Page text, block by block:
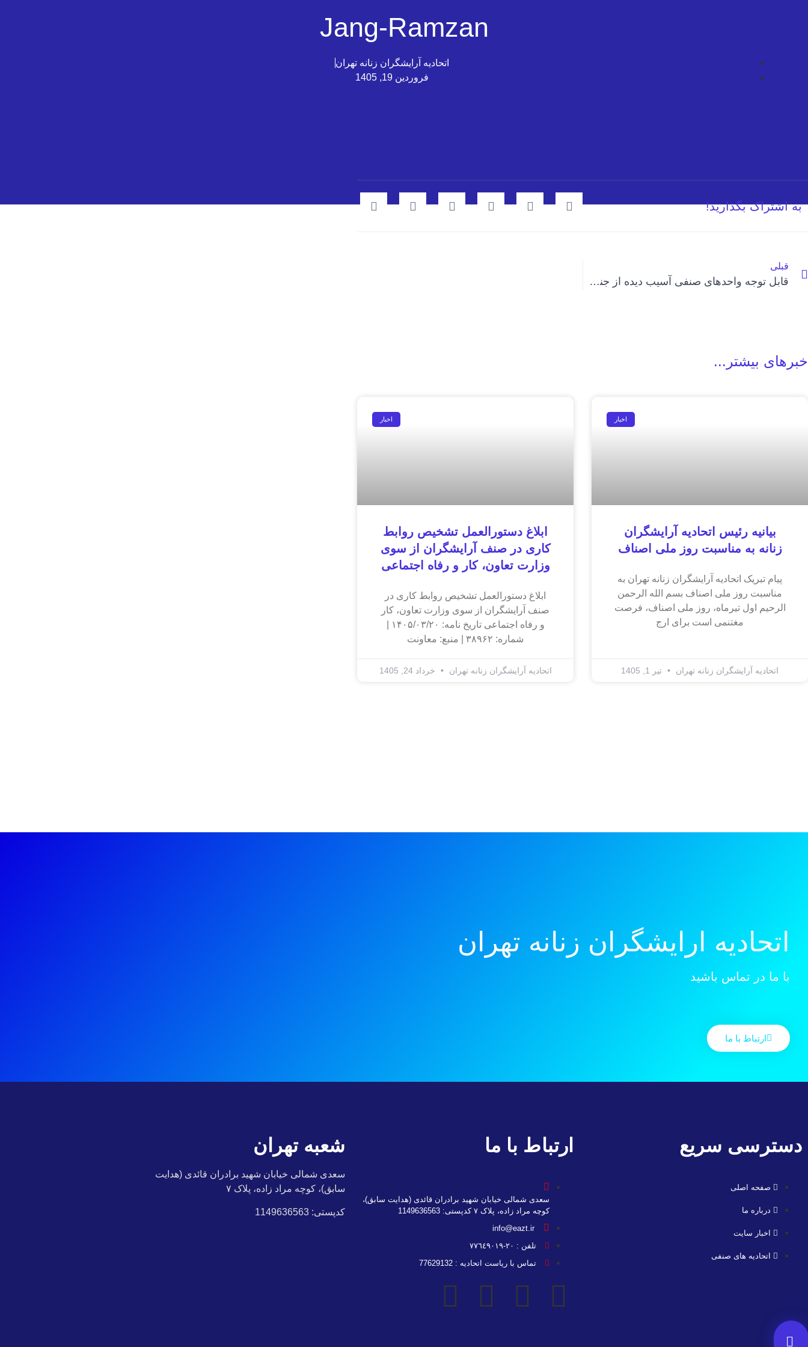
Jang-Ramzan
اتحادیه آرایشگران زنانه تهران
فروردین 19, 1405
به اشتراک بگذارید!
قبلی
قابل توجه واحدهای صنفی آسیب دیده از جنگ رمضان
خبرهای بیشتر...
اخبار
بیانیه رئیس اتحادیه آرایشگران
زنانه به مناسبت روز ملی اصناف
پیام تبریک اتحادیه آرایشگران زنانه تهران به
مناسبت روز ملی اصناف بسم الله الرحمن
الرحیم اول تیرماه، روز ملی اصناف، فرصت
مغتنمی است برای ارج
اتحادیه آرایشگران زنانه تهران تیر 1, 1405
اخبار
ابلاغ دستورالعمل تشخیص روابط
کاری در صنف آرایشگران از سوی
وزارت تعاون، کار و رفاه اجتماعی
ابلاغ دستورالعمل تشخیص روابط کاری در
صنف آرایشگران از سوی وزارت تعاون، کار
شماره: ۳۸۹۶۲ | منبع: معاونت
اتحادیه آرایشگران زنانه تهران خرداد 24, 1405
اتحادیه ارایشگران زنانه تهران
با ما در تماس باشید
ارتباط با ما
دسترسی سریع
صفحه اصلی
درباره ما
اخبار سایت
اتحادیه های صنفی
ارتباط با ما
سعدی شمالی خیابان شهید برادران قائدی (هدایت سابق)،
کوچه مراد زاده، پلاک ۷ کدپستی: 1149636563
info@eazt.ir
تلفن : ٢٠-٧٧٦٤٩٠١٩
تماس با ریاست اتحادیه : 77629132
شعبه تهران
سعدی شمالی خیابان شهید برادران قائدی (هدایت
سابق)، کوچه مراد زاده، پلاک ۷
کدپستی: 1149636563